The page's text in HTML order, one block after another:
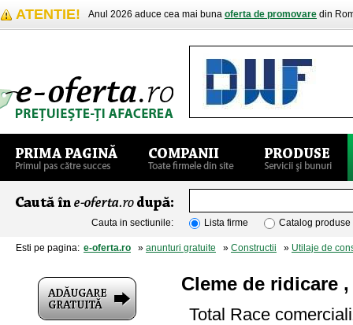
ATENTIE! Anul 2026 aduce cea mai buna oferta de promovare din
Cauta in sectiunile: Lista firme Catalog produse
Esti pe pagina: e-oferta.ro » anunturi gratuite » Constructii » Utilaje de
Cleme de ridicare
Total Race